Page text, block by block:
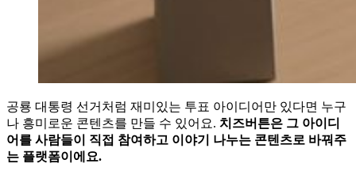
공룡 대통령 선거처럼 재미있는 투표 아이디어만 있다면 누구
나 흥미로운 콘텐츠를 만들 수 있어요. 치즈버튼은 그 아이디
어를 사람들이 직접 참여하고 이야기 나누는 콘텐츠로 바꿔주
는 플랫폼이에요.